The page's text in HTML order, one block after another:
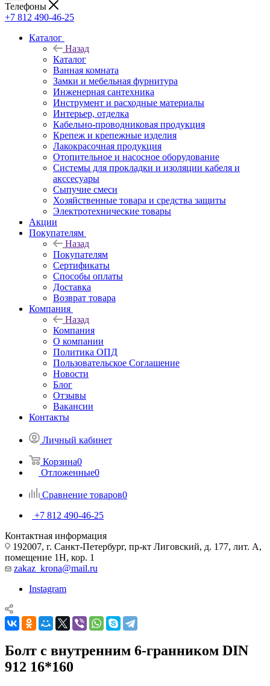
Телефоны
+7 812 490-46-25
Каталог
Назад
Каталог
Ванная комната
Замки и мебельная фурнитура
Инженерная сантехника
Инструмент и расходные материалы
Интерьер, отделка
Кабельно-проводниковая продукция
Крепеж и крепежные изделия
Лакокрасочная продукция
Отопительное и насосное оборудование
Системы для прокладки и изоляции кабеля и
акссесуары
Сыпучие смеси
Хозяйственные товара и средства защиты
Электротехнические товары
Акции
Покупателям
Назад
Покупателям
Сертификаты
Способы оплаты
Доставка
Возврат товара
Компания
Назад
Компания
О компании
Политика ОПД
Пользовательское Соглашение
Новости
Блог
Отзывы
Вакансии
Контакты
Личный кабинет
Корзина0
Отложенные0
Сравнение товаров0
+7 812 490-46-25
Контактная информация
192007, г. Санкт-Петербург, пр-кт Лиговский, д. 177, лит. А,
помещение 1Н, кор. 1
zakaz_krona@mail.ru
Instagram
Болт с внутренним 6-гранником DIN
912 16*160